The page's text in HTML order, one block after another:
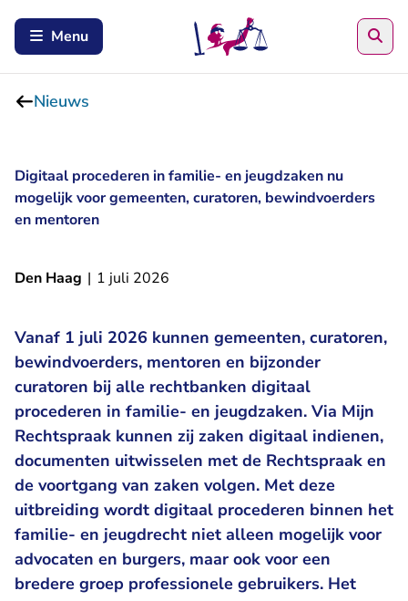
Menu
Nieuws
Digitaal procederen in familie- en jeugdzaken nu
mogelijk voor gemeenten, curatoren, bewindvoerders
en mentoren
Den Haag | 1 juli 2026
Vanaf 1 juli 2026 kunnen gemeenten, curatoren,
bewindvoerders, mentoren en bijzonder
curatoren bij alle rechtbanken digitaal
procederen in familie- en jeugdzaken. Via Mijn
Rechtspraak kunnen zij zaken digitaal indienen,
documenten uitwisselen met de Rechtspraak en
de voortgang van zaken volgen. Met deze
uitbreiding wordt digitaal procederen binnen het
familie- en jeugdrecht niet alleen mogelijk voor
advocaten en burgers, maar ook voor een
bredere groep professionele gebruikers. Het